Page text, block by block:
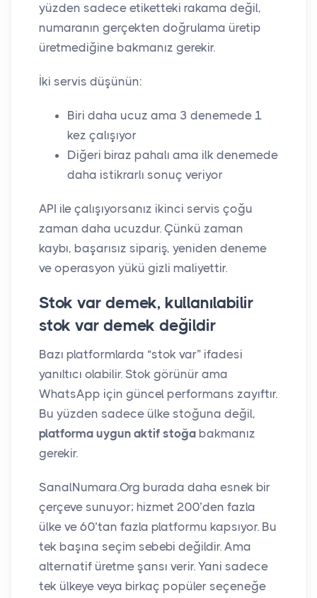
yüzden sadece etiketteki rakama değil,
numaranın gerçekten doğrulama üretip
üretmediğine bakmanız gerekir.
İki servis düşünün:
Biri daha ucuz ama 3 denemede 1
kez çalışıyor
Diğeri biraz pahalı ama ilk denemede
daha istikrarlı sonuç veriyor
API ile çalışıyorsanız ikinci servis çoğu
zaman daha ucuzdur. Çünkü zaman
kaybı, başarısız sipariş, yeniden deneme
ve operasyon yükü gizli maliyettir.
Stok var demek, kullanılabilir
stok var demek değildir
Bazı platformlarda “stok var” ifadesi
yanıltıcı olabilir. Stok görünür ama
WhatsApp için güncel performans zayıftır.
Bu yüzden sadece ülke stoğuna değil,
platforma uygun aktif stoğa bakmanız
gerekir.
SanalNumara.Org burada daha esnek bir
çerçeve sunuyor; hizmet 200’den fazla
ülke ve 60’tan fazla platformu kapsıyor. Bu
tek başına seçim sebebi değildir. Ama
alternatif üretme şansı verir. Yani sadece
tek ülkeye veya birkaç popüler seçeneğe